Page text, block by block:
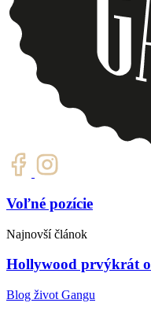
Voľné pozície
Najnovší článok
Hollywood prvýkrát
Blog život Gangu